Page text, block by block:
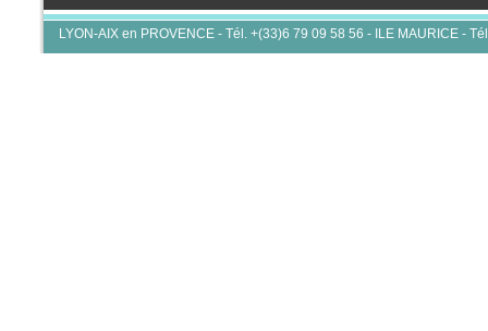
LYON-AIX en PROVENCE - Tél. +(33)6 79 09 58 56 - ILE MAURICE -